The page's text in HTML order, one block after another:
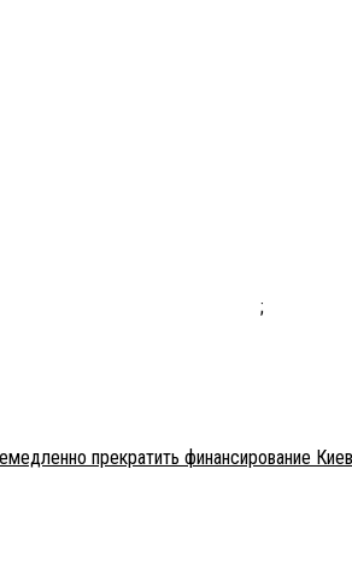
;
прекратить финансирование